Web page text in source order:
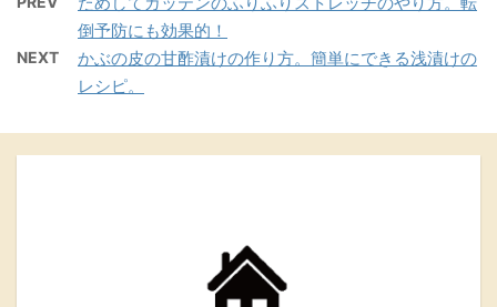
倒予防にも効果的！
NEXT
かぶの皮の甘酢漬けの作り方。簡単にできる浅漬けの
レシピ。